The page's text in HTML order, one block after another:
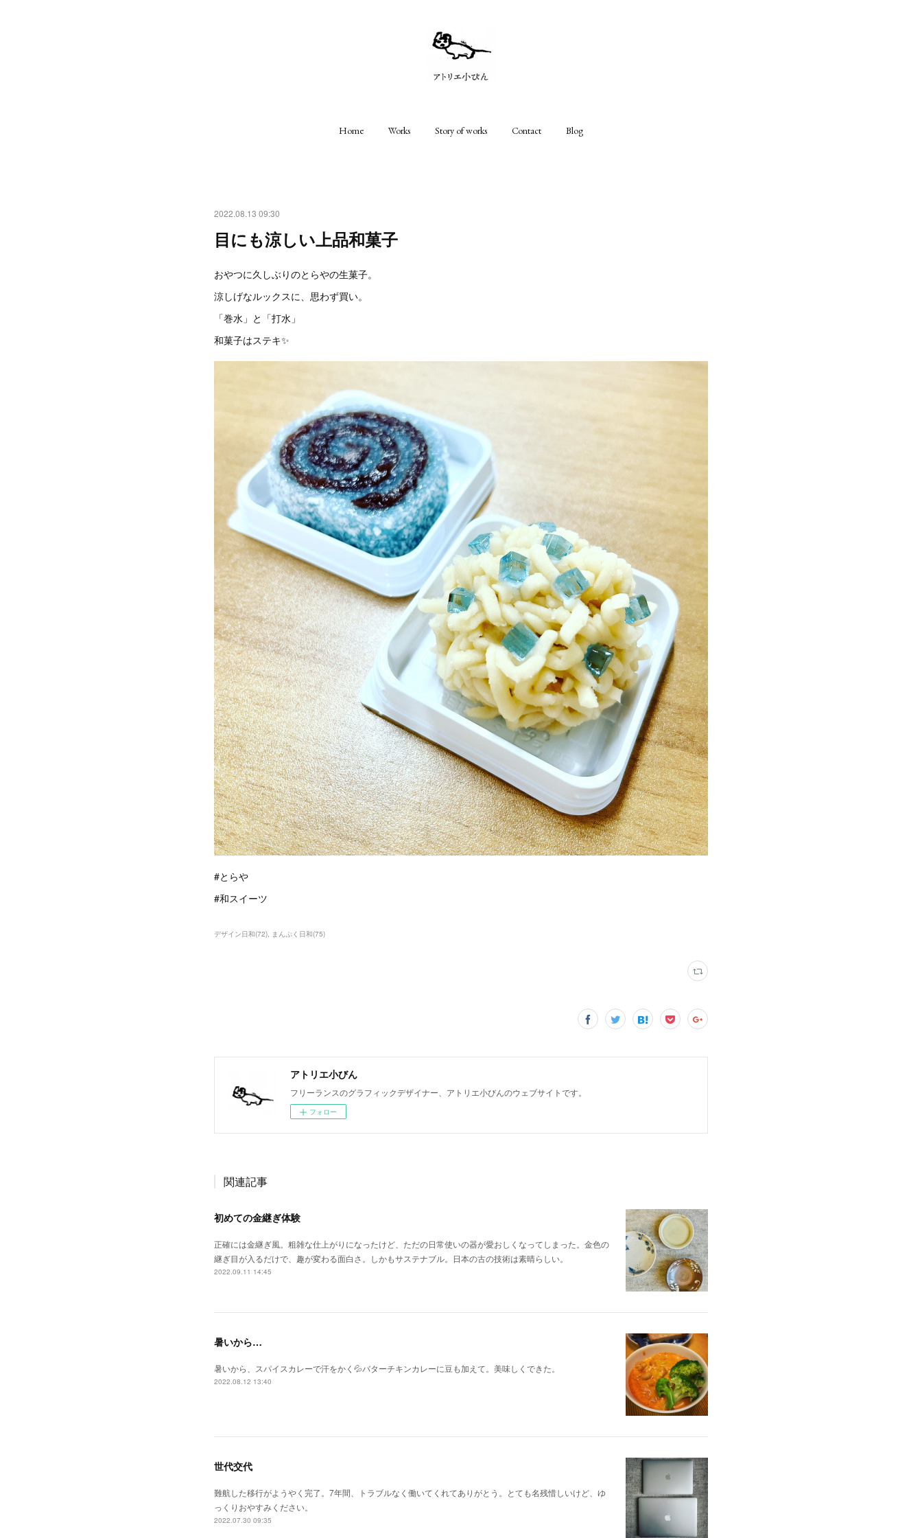
Home Works Story of works Contact Blog
2022.08.13 09:30
目にも涼しい上品和菓子
おやつに久しぶりのとらやの生菓子。
涼しげなルックスに、思わず買い。
「巻水」と「打水」
和菓子はステキ✨
#とらや
#和スイーツ
デザイン日和(72) まんぷく日和(75)
アトリエ小びん
フリーランスのグラフィックデザイナー、アトリエ小びんのウェブサイトです。
フォロー
関連記事
初めての金継ぎ体験
正確には金継ぎ風。粗雑な仕上がりになったけど、ただの日常使いの器が愛おしくなってしまった。金色の
継ぎ目が入るだけで、趣が変わる面白さ。しかもサステナブル。日本の古の技術は素晴らしい。
2022.09.11 14:45
暑いから…
暑いから、スパイスカレーで汗をかく💦バターチキンカレーに豆も加えて。美味しくできた。
2022.08.12 13:40
世代交代
難航した移行がようやく完了。7年間、トラブルなく働いてくれてありがとう。とても名残惜しいけど、ゆ
っくりおやすみください。
2022.07.30 09:35